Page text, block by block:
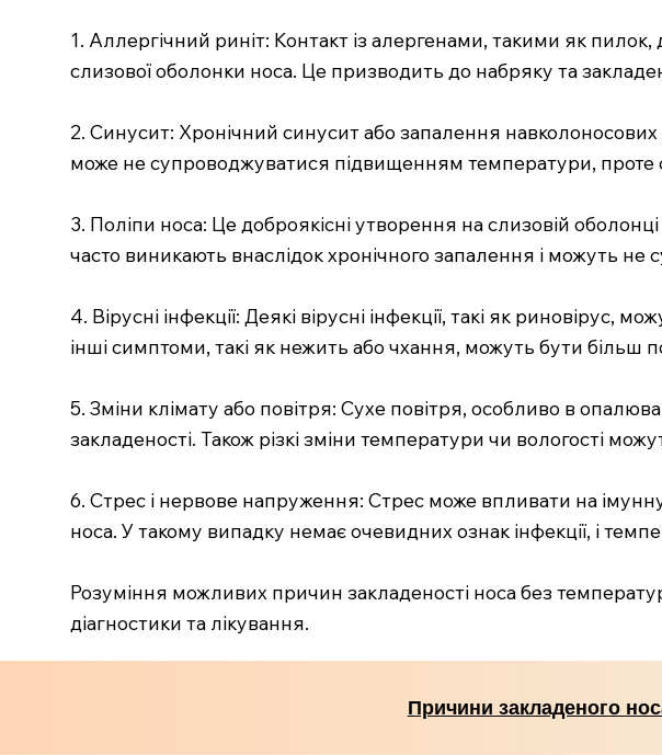
1. Аллергічний риніт: Контакт із алергенами, такими як
слизової оболонки носа. Це призводить до набряку та
2. Синусит: Хронічний синусит або запалення
може не супроводжуватися підвищенням температури, проте
3. Поліпи носа: Це доброякісні утворення на слизовій
часто виникають внаслідок хронічного запалення і можуть
4. Вірусні інфекції: Деякі вірусні інфекції, такі як
інші симптоми, такі як нежить або чхання, можуть бути більш
5. Зміни клімату або повітря: Сухе повітря, особливо в
закладеності. Також різкі зміни температури чи вологості
6. Стрес і нервове напруження: Стрес може впливати на імунну
носа. У такому випадку немає очевидних ознак інфекції, і
Розуміння можливих причин закладеності носа без
діагностики та лікування.
Причини закладеного